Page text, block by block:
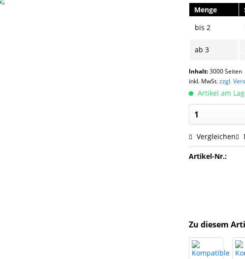
Menge
bis2
ab3
Inhalt:3000 Seiten
inkl. MwSt.zzgl.
Artikel am
Vergleichen
Artikel-Nr.:
Zu diesem